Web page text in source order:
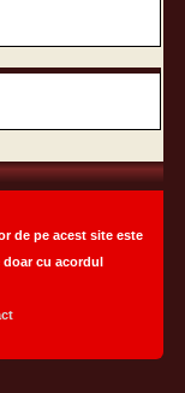
de pe acest site este
cu acordul